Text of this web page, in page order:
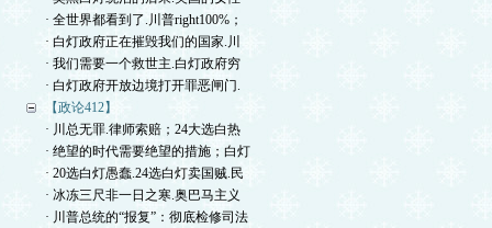
· 全世界都看到了.川普right100%；
· 白灯政府正在摧毁我们的国家.川
· 我们需要一个救世主.白灯政府穷
· 白灯政府开放边境打开罪恶闸门.
【政论412】
· 川总无罪.律师索赔；24大选白热
· 绝望的时代需要绝望的措施；白灯
· 20选白灯愚蠢.24选白灯卖国贼.民
· 冰冻三尺非一日之寒.奥巴马主义
· 川普总统的“报复”：彻底检修司法